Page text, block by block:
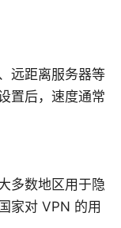
远距离服务器等
置后，速度通常
多数地区用于隐
家对 VPN 的用